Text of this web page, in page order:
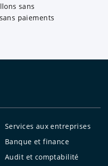
sans
paiements
Services aux entreprises
Banque et finance
Audit et comptabilité